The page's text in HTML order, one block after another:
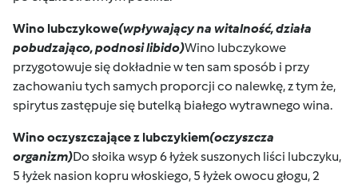
Wino lubczykowe(wpływający na witalność, działa
pobudzająco, podnosi libido)Wino lubczykowe
przygotowuje się dokładnie w ten sam sposób i przy
zachowaniu tych samych proporcji co nalewkę, z tym że,
spirytus zastępuje się butelką białego wytrawnego wina.
Wino oczyszczające z lubczykiem(oczyszcza
organizm)Do słoika wsyp 6 łyżek suszonych liści lubczyku,
5 łyżek nasion kopru włoskiego, 5 łyżek owocu głogu, 2